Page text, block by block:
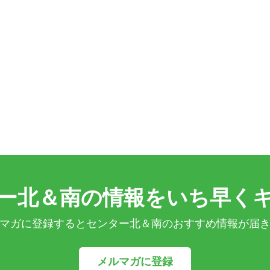
北＆南の情報をいち早く
ガに登録するとセンター北＆南のおすすめ情報が届
メルマガに登録